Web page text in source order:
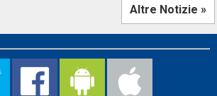
Altre Notizie »